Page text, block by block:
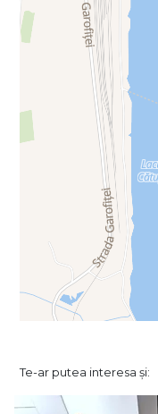
Te-ar putea interesa și: